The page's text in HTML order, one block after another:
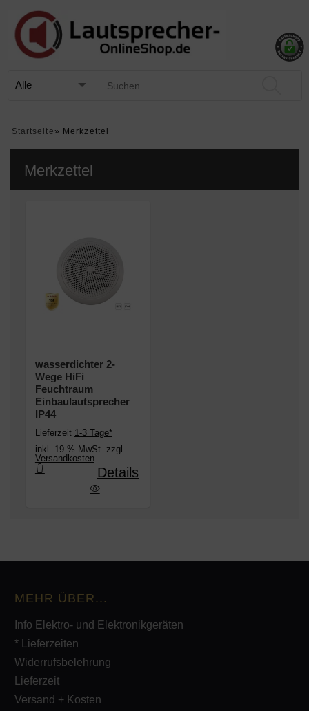
Startseite » Merkzettel
Merkzettel
wasserdichter 2-
Wege HiFi
Feuchtraum
Einbaulautsprecher
IP44
Lieferzeit 1-3 Tage*
inkl. 19 % MwSt. zzgl.
Versandkosten
HiFi Feuchtraum Einbaulautsprecher IP44
Details
MEHR ÜBER...
Info Elektro- und Elektronikgeräten
* Lieferzeiten
Widerrufsbelehrung
Lieferzeit
Versand + Kosten